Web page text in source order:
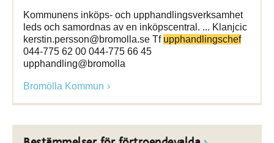
Kommunens inköps- och upphandlingsverksamhet
leds och samordnas av en inköpscentral. ... Klanjcic
kerstin.persson@bromolla.se Tf upphandlingschef
044-775 62 00 044-775 66 45
upphandling@bromolla
Bromölla Kommun